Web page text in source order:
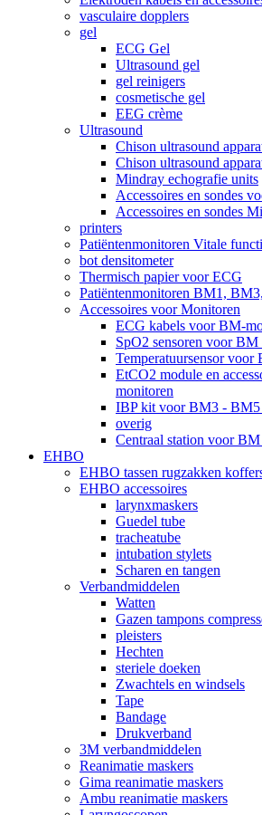
vasculaire dopplers
gel
ECG Gel
Ultrasound gel
gel reinigers
cosmetische gel
EEG crème
Ultrasound
Chison ultrasound
Chison ultrasound
Mindray echografie units
Accessoires en sondes
Accessoires en sondes
printers
Patiëntenmonitoren Vitale
bot densitometer
Thermisch papier voor ECG
Patiëntenmonitoren BM1,
Accessoires voor Monitoren
ECG kabels voor BM-
SpO2 sensoren voor BM
Temperatuursensor voor
EtCO2 module en
monitoren
IBP kit voor BM3 - BM5
overig
Centraal station voor
EHBO
EHBO tassen rugzakken
EHBO accessoires
larynxmaskers
Guedel tube
tracheatube
intubation stylets
Scharen en tangen
Verbandmiddelen
Watten
Gazen tampons
pleisters
Hechten
steriele doeken
Zwachtels en windsels
Tape
Bandage
Drukverband
3M verbandmiddelen
Reanimatie maskers
Gima reanimatie maskers
Ambu reanimatie maskers